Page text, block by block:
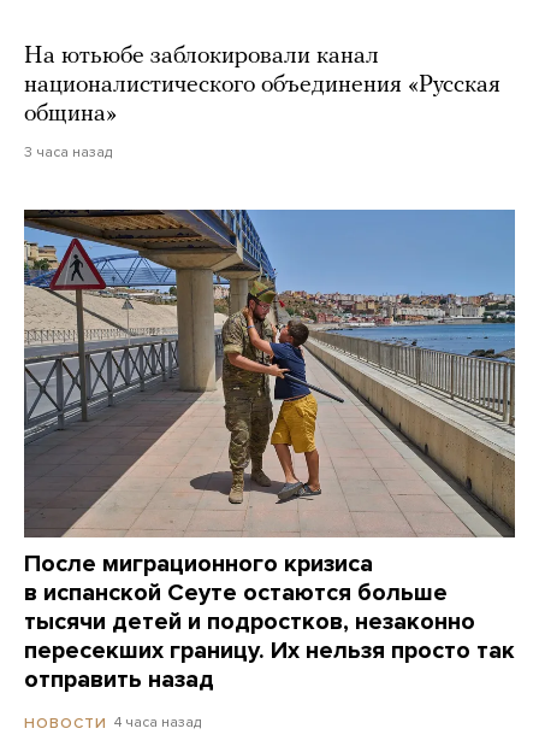
На ютьюбе заблокировали канал
националистического объединения «Русская
община»
3 часа назад
После миграционного кризиса
в испанской Сеуте остаются больше
тысячи детей и подростков, незаконно
пересекших границу. Их нельзя просто так
отправить назад
НОВОСТИ 4 часа назад